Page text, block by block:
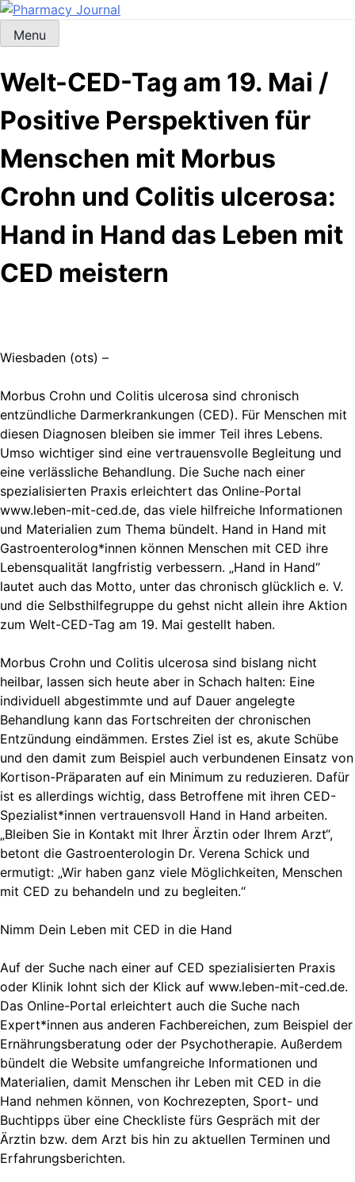
Skip
content
Pharmacy Journal
Menu
Welt-CED-Tag am 19. Mai /
Positive Perspektiven für
Menschen mit Morbus
Crohn und Colitis ulcerosa:
Hand in Hand das Leben mit
CED meistern
Wiesbaden (ots) –
Morbus Crohn und Colitis ulcerosa sind chronisch
entzündliche Darmerkrankungen (CED). Für Menschen mit
diesen Diagnosen bleiben sie immer Teil ihres Lebens.
Umso wichtiger sind eine vertrauensvolle Begleitung und
eine verlässliche Behandlung. Die Suche nach einer
spezialisierten Praxis erleichtert das Online-Portal
www.leben-mit-ced.de, das viele hilfreiche Informationen
und Materialien zum Thema bündelt. Hand in Hand mit
Gastroenterolog*innen können Menschen mit CED ihre
Lebensqualität langfristig verbessern. „Hand in Hand“
lautet auch das Motto, unter das chronisch glücklich e. V.
und die Selbsthilfegruppe du gehst nicht allein ihre Aktion
zum Welt-CED-Tag am 19. Mai gestellt haben.
Morbus Crohn und Colitis ulcerosa sind bislang nicht
heilbar, lassen sich heute aber in Schach halten: Eine
individuell abgestimmte und auf Dauer angelegte
Behandlung kann das Fortschreiten der chronischen
Entzündung eindämmen. Erstes Ziel ist es, akute Schübe
und den damit zum Beispiel auch verbundenen Einsatz von
Kortison-Präparaten auf ein Minimum zu reduzieren. Dafür
ist es allerdings wichtig, dass Betroffene mit ihren CED-
Spezialist*innen vertrauensvoll Hand in Hand arbeiten.
„Bleiben Sie in Kontakt mit Ihrer Ärztin oder Ihrem Arzt“,
betont die Gastroenterologin Dr. Verena Schick und
ermutigt: „Wir haben ganz viele Möglichkeiten, Menschen
mit CED zu behandeln und zu begleiten.“
Nimm Dein Leben mit CED in die Hand
Auf der Suche nach einer auf CED spezialisierten Praxis
oder Klinik lohnt sich der Klick auf www.leben-mit-ced.de.
Das Online-Portal erleichtert auch die Suche nach
Expert*innen aus anderen Fachbereichen, zum Beispiel der
Ernährungsberatung oder der Psychotherapie. Außerdem
bündelt die Website umfangreiche Informationen und
Materialien, damit Menschen ihr Leben mit CED in die
Hand nehmen können, von Kochrezepten, Sport- und
Buchtipps über eine Checkliste fürs Gespräch mit der
Ärztin bzw. dem Arzt bis hin zu aktuellen Terminen und
Erfahrungsberichten.